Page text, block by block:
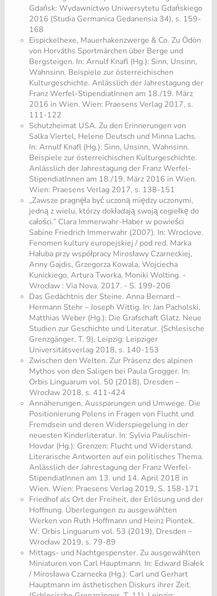
Gdańsk: Wydawnictwo Uniwersytetu Gdańskiego
2016 (Studia Germanica Gedanensia 34), s. 159-
168
Eispickelhexe, Mauerhakenzwerge & Co. Zu Ödön
von Horváths Sportmärchen über Berge und
Bergsteigen. In: Arnulf Knafl (Hg.): Sinn, Unsinn,
Wahnsinn. Beispiele zur österreichischen
Kulturgeschichte. Anlässlich der Jahrestagung der
Franz Werfel-StipendiatInnen am 18./19. März
2016 in Wien. Wien: Praesens Verlag 2017, s.
111-122
Schutzheimat USA. Zu den Erinnerungen von
Salka Viertel, Helene Deutsch und Minna Lachs.
In: Arnulf Knafl (Hg.): Sinn, Unsinn, Wahnsinn.
Beispiele zur österreichischen Kulturgeschichte.
Anlässlich der Jahrestagung der Franz Werfel-
StipendiatInnen am 18./19. März 2016 in Wien.
Wien: Praesens Verlag 2017, s. 138-151
„Zawsze pragnęła być uczoną między uczonymi,
jedną z wielu, którzy dokładają swoją cegiełkę do
całości.” Clara Immerwahr-Haber w powieści
Sabine Friedrich Immerwahr (2007). In: Wroclove.
Fenomen kultury europejskiej / pod red. Marka
Hałuba przy współpracy Mirosławy Czarneckiej,
Anny Gajdis, Grzegorza Kowala, Wojciecha
Kunickiego, Artura Tworka, Moniki Wolting. -
Wrocław : Via Nova, 2017. - S. 199-206
Das Gedächtnis der Steine. Anna Bernard –
Hermann Stehr – Joseph Wittig. In: Jan Pacholski,
Matthias Weber (Hg.): Die Grafschaft Glatz. Neue
Studien zur Geschichte und Literatur. (Schlesische
Grenzgänger, T. 9), Leipzig: Leipziger
Universitätsverlag 2018, s. 140-153
Zwischen den Welten. Zur Präsenz des alpinen
Mythos von den Saligen bei Paula Grogger. In:
Orbis Linguarum vol. 50 (2018), Dresden –
Wrocław 2018, s. 411-424
Annäherungen, Aussparungen und Umwege. Die
Positionierung Polens in Fragen von Flucht und
Fremdsein und deren Widerspiegelung in der
neuesten Kinderliteratur. In: Sylvia Paulischin-
Hovdar (Hg.): Grenzen: Flucht und Widerstand.
Literarische Antworten auf ein politisches Thema.
Anlässlich der Jahrestagung der Franz Werfel-
StipendiatInnen am 13. und 14. April 2018 in
Wien. Wien: Praesens Verlag 2019, S. 158-171
Friedhof als Ort der Freiheit, der Erlösung und der
Hoffnung. Überlegungen zu ausgewählten
Werken von Ruth Hoffmann und Heinz Piontek.
W: Orbis Linguarum vol. 53 (2019), Dresden –
Wrocław 2019, s. 79-89
Mittags- und Nachtgespenster. Zu ausgewählten
Miniaturen von Carl Hauptmann. In: Edward Białek
/ Mirosława Czarnecka (Hg.): Carl und Gerhart
Hauptmann im ästhetischen Diskurs ihrer Zeit.